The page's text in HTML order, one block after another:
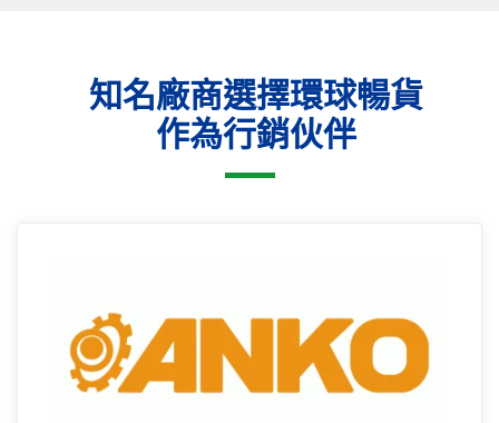
知名廠商選擇環球暢貨
作為行銷伙伴